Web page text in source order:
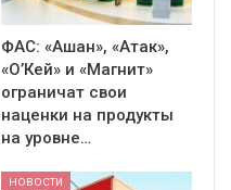
ФАС: «Ашан», «Атак»,
«О’Кей» и «Магнит»
ограничат свои
наценки на продукты
на уровне…
НОВОСТИ